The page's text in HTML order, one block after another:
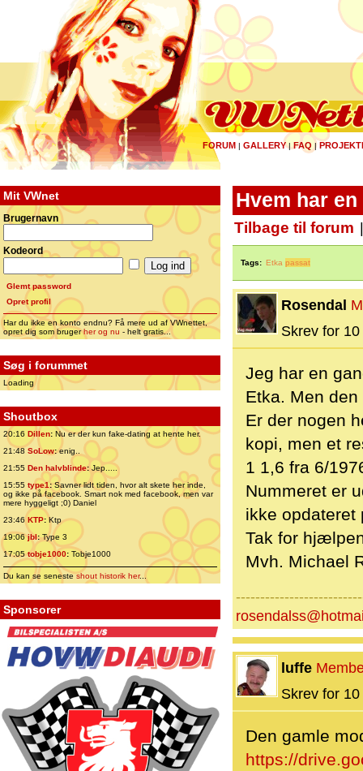
FORUM | GALLERY|FAQ |
Mit VWnet
Brugernavn
Kodeord
Glemt password
Opret profil
Har du ikke en konto endnu? Få mere ud af VWnettet,
opret dig som brugerher og nu - helt gratis...
Søg i forummet
Loading
Shoutbox
20:16 Dillen: Nu er der kun fake-dating at hente her.
21:48 SoLow:enig..
21:55 Den halvblinde:Jep.....
15:55 type1:Savner lidt tiden, hvor alt skete her inde,
og ikke på facebook. Smart nok med facebook, men var
mere hyggeligt ;0) Daniel
23:46 KTP:Ktp
19:06jbl:Type 3
17:05tobje1000: Tobje1000
Du kan se senesteshout historik her...
Sponsorer
Hvem har
Tilbage til forum
Tags: Etka passat
Rosendal
Skrev for
Jeg har en
Etka. Men
Er der nogen
kopi, men et
1 1,6 fra 6/
Nummeret er
ikke opdateret
Tak for
Mvh. Michael
luffe
Skrev for
Den gamle
https://